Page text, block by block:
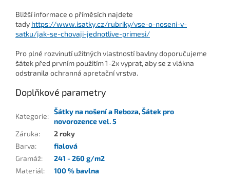
Bližší informace o příměsích najdete
tady https://www.isatky.cz/rubriky/vse-o-noseni-v-
satku/jak-se-chovaji-jednotlive-primesi/
Pro plné rozvinutí užitných vlastností bavlny doporučujeme
šátek před prvním použitím 1-2x vyprat, aby se z vlákna
odstranila ochranná apretační vrstva.
Doplňkové parametry
Kategorie:
Šátky na nošení a Reboza,Šátek pro
novorozence vel. 5
Záruka:
2 roky
Barva:
fialová
Gramáž:
241 - 260 g/m2
Materiál:
100 % bavlna